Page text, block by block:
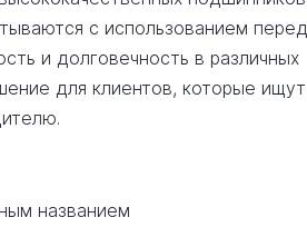
с использованием
и долговечность в различных
для клиентов, которые ищут
названием